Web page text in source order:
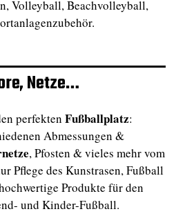
Volleyball, Beachvolleyball,
Netze…
perfekten Fußballplatz:
Abmessungen &
, Pfosten & vieles mehr vom
Pflege des Kunstrasen, Fußball
Produkte für den
und Kinder-Fußball.